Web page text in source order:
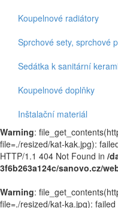
Koupelnové radiátory
Sprchové sety, sprchové
Sedátka k sanitární
Koupelnové doplňky
Inštalační materiál
Warning:
file=./resized/kat-kak.jpg):
HTTP/1.1 404 Not Found in /
3f6b263a124c/sanovo.cz/
Warning:
file=./resized/kat-ka.jpg):